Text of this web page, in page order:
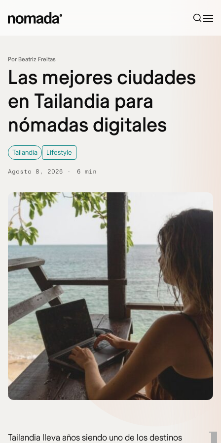
Por Beatriz Freitas
Las mejores ciudades
en Tailandia para
nómadas digitales
Tailandia Lifestyle
Agosto 8, 2026 6 min
Tailandia lleva años siendo uno de los destinos